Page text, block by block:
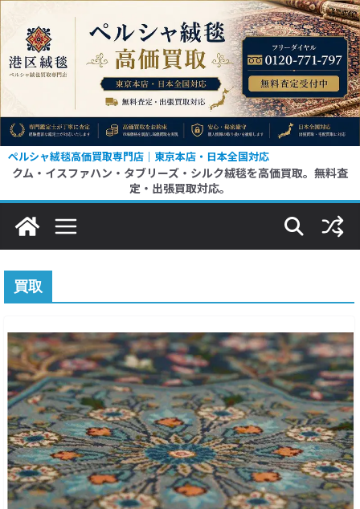
テ
へ
ス
ッ
ペルシャ絨毯高価買取専門店｜東京本店・日本全国対応
クム・イスファハン・タブリーズ・シルク絨毯を高価買取。無料査
定・出張買取対応。
買取